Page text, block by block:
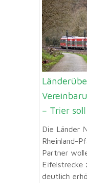
– Trier
Die Länder
Rheinland-
Partner
Eifelstrecke
deutlich